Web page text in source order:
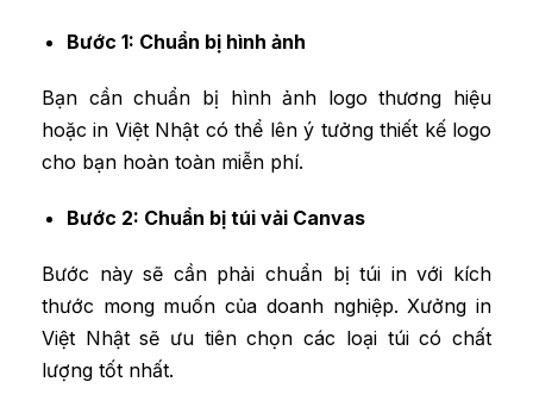
Bước 1: Chuẩn bị hình ảnh
Bạn cần chuẩn bị hình ảnh logo thương hiệu
hoặc in Việt Nhật có thể lên ý tưởng thiết kế logo
cho bạn hoàn toàn miễn phí.
Bước 2: Chuẩn bị túi vải Canvas
Bước này sẽ cần phải chuẩn bị túi in với kích
thước mong muốn của doanh nghiệp. Xưởng in
Việt Nhật sẽ ưu tiên chọn các loại túi có chất
lượng tốt nhất.